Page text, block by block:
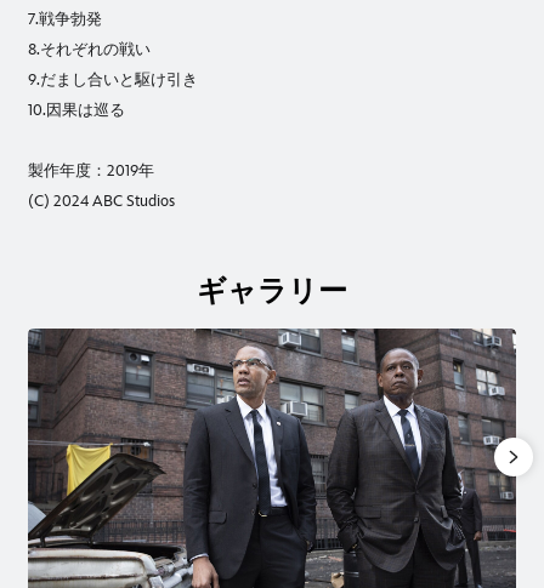
7.戦争勃発
8.それぞれの戦い
9.だまし合いと駆け引き
10.因果は巡る
製作年度：2019年
(C) 2024 ABC Studios
ギャラリー